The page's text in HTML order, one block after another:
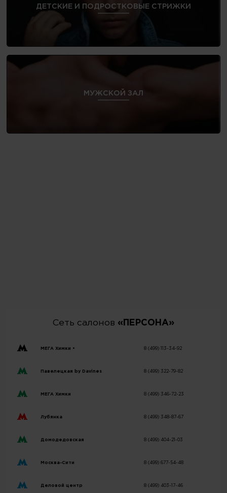
ДЕТСКИЕ И ПОДРОСТКОВЫЕ СТРИЖКИ
МУЖСКОЙ ЗАЛ
Сеть салонов «ПЕРСОНА»
МЕГА Химки • 8 (499) 113-34-92
Павелецкая by Davines 8 (499) 322-79-82
МЕГА Химки 8 (499) 346-72-23
Лубянка 8 (499) 348-87-67
Домодедовская 8 (499) 404-21-03
Москва-Сити 8 (499) 677-54-48
Деловой центр 8 (499) 403-17-46